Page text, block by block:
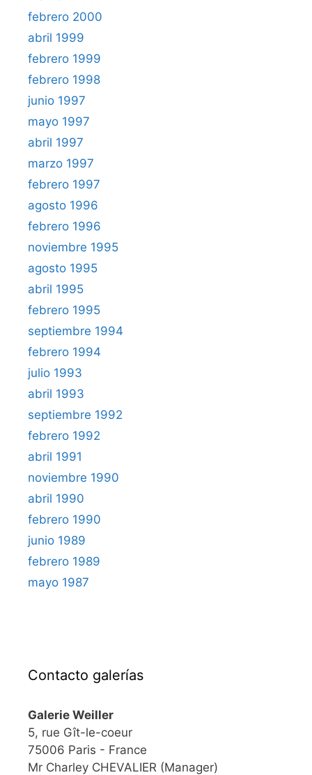
febrero 2000
abril 1999
febrero 1999
febrero 1998
junio 1997
mayo 1997
abril 1997
marzo 1997
febrero 1997
agosto 1996
febrero 1996
noviembre 1995
agosto 1995
abril 1995
febrero 1995
septiembre 1994
febrero 1994
julio 1993
abril 1993
septiembre 1992
febrero 1992
abril 1991
noviembre 1990
abril 1990
febrero 1990
junio 1989
febrero 1989
mayo 1987
Contacto galerías
Galerie Weiller
5, rue Gît-le-coeur
75006 Paris - France
Mr Charley CHEVALIER (Manager)